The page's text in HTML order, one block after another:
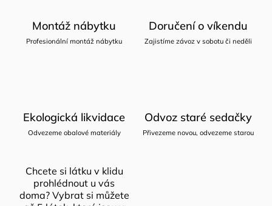
Montáž nábytku
Profesionální montáž nábytku
Doručení o víkendu
Zajistíme závoz v sobotu či neděli
Ekologická likvidace
Odvezeme obalové materiály
Odvoz staré sedačky
Přivezeme novou, odvezeme starou
Chcete si látku v klidu
prohlédnout u vás
doma? Vybrat si můžete